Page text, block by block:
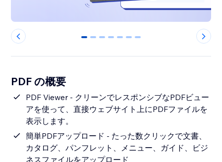
0 1 2 3 4 5 6
PDF の概要
PDF Viewer - クリーンでレスポンシブなPDFビュー
アを使って、直接ウェブサイト上にPDFファイルを
表示します。
簡単PDFアップロード - たった数クリックで文書、
カタログ、パンフレット、メニュー、ガイド、ビジ
ネスファイルをアップロード